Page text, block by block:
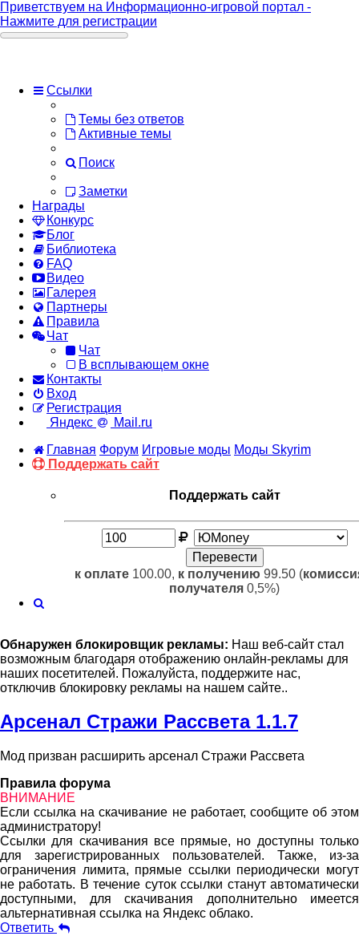
Приветствуем на Информационно-игровой портал -
Нажмите для регистрации
Ссылки
Темы без ответов
Активные темы
Поиск
Заметки
Награды
Конкурс
Блог
Библиотека
FAQ
Видео
Галерея
Партнеры
Правила
Чат
Чат
В всплывающем окне
Контакты
Вход
Регистрация
Яндекс
Mail.ru
Главная Форум Игровые моды Моды Skyrim
Поддержать сайт
Поддержать сайт
к оплате100.00, к получению 99.50 (
получателя 0,5%)
Обнаружен блокировщик рекламы: Наш веб-сайт стал
возможным благодаря отображению онлайн-рекламы для
наших посетителей. Пожалуйста, поддержите нас,
отключив блокировку рекламы на нашем сайте..
Арсенал Стражи Рассвета 1.1.7
Мод призван расширить арсенал Стражи Рассвета
Правила форума
ВНИМАНИЕ
Если ссылка на скачивание не работает, сообщите об этом
администратору!
Ссылки для скачивания все прямые, но доступны только
для зарегистрированных пользователей. Также, из-за
ограничения лимита, прямые ссылки периодически могут
не работать. В течение суток ссылки станут автоматически
доступными, для скачивания дополнительно имеется
альтернативная ссылка на Яндекс облако.
Ответить